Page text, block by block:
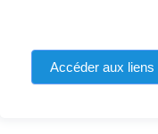
Accéder aux